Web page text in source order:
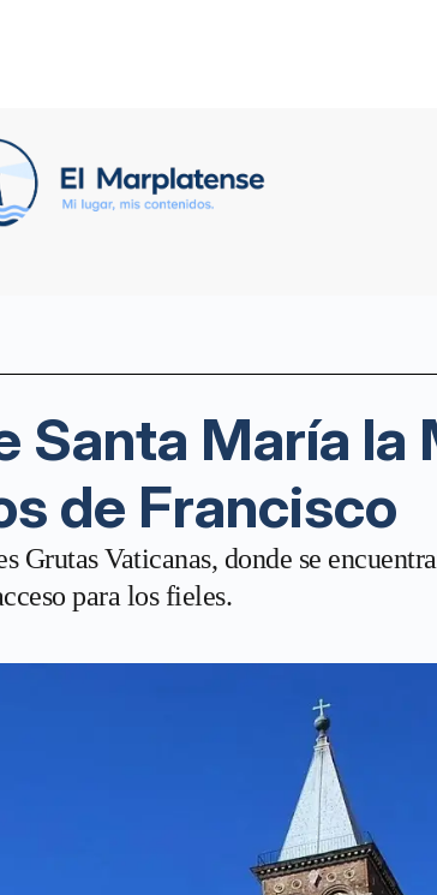
Santa María la
de Francisco
Vaticanas, donde se
para los fieles.